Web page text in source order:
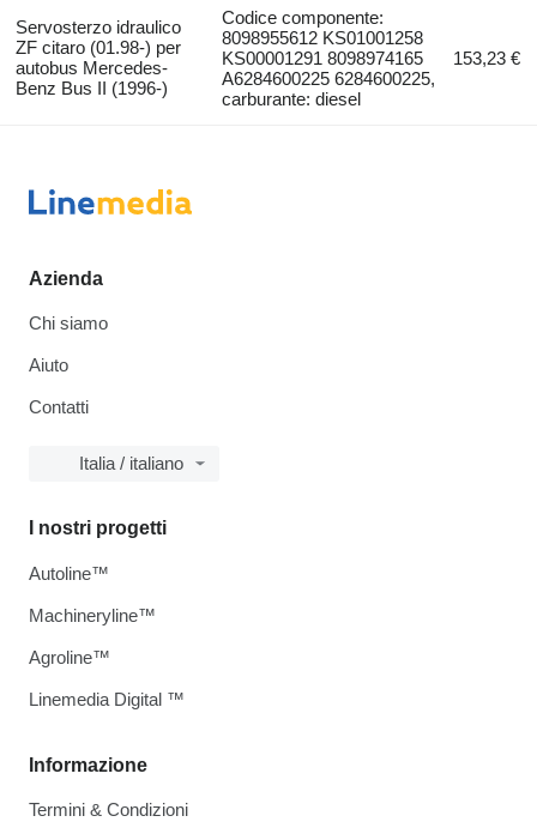
Servosterzo idraulico
ZF citaro (01.98-) per
autobus Mercedes-
Benz Bus II (1996-)
Codice componente:
8098955612 KS01001258
KS00001291 8098974165
A6284600225 6284600225,
carburante: diesel
153,23 €
Azienda
Chi siamo
Aiuto
Contatti
Italia / italiano
Informazione
Termini & Condizioni
I nostri progetti
Autoline™
Machineryline™
Agroline™
Linemedia Digital ™